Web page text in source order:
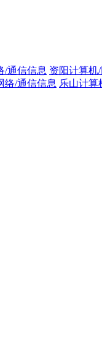
/通信信息 资阳计算机
络/通信信息 乐山计算